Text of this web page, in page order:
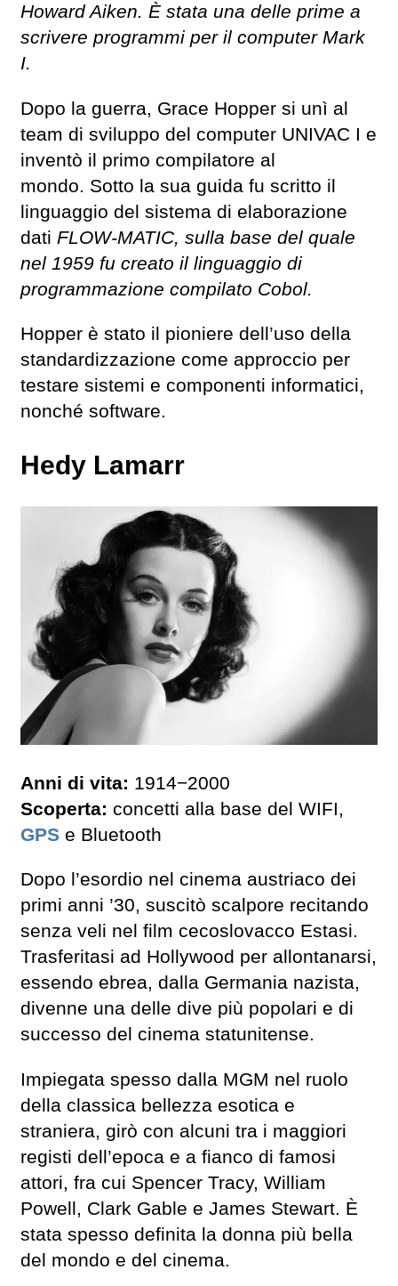
Howard Aiken. È stata una delle prime a
scrivere programmi per il computer Mark
I.
Dopo la guerra, Grace Hopper si unì al
team di sviluppo del computer UNIVAC I e
inventò il primo compilatore al
mondo. Sotto la sua guida fu scritto il
linguaggio del sistema di elaborazione
dati FLOW-MATIC, sulla base del quale
nel 1959 fu creato il linguaggio di
programmazione compilato Cobol.
Hopper è stato il pioniere dell’uso della
standardizzazione come approccio per
testare sistemi e componenti informatici,
nonché software.
Hedy Lamarr
Anni di vita: 1914−2000
Scoperta: concetti alla base del WIFI,
GPS e Bluetooth
Dopo l’esordio nel cinema austriaco dei
primi anni ’30, suscitò scalpore recitando
senza veli nel film cecoslovacco Estasi.
Trasferitasi ad Hollywood per allontanarsi,
essendo ebrea, dalla Germania nazista,
divenne una delle dive più popolari e di
successo del cinema statunitense.
Impiegata spesso dalla MGM nel ruolo
della classica bellezza esotica e
straniera, girò con alcuni tra i maggiori
registi dell’epoca e a fianco di famosi
attori, fra cui Spencer Tracy, William
Powell, Clark Gable e James Stewart. È
stata spesso definita la donna più bella
del mondo e del cinema.